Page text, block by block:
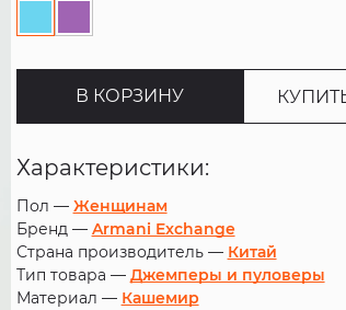
В КОРЗИНУ
Характеристики:
Пол — Женщинам
Бренд — Armani Exchange
Страна производитель — Китай
Тип товара — Джемперы и пуловеры
Материал — Кашемир